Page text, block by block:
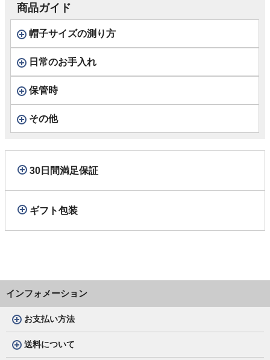
商品ガイド
帽子サイズの測り方
日常のお手入れ
保管時
その他
30日間満足保証
ギフト包装
インフォメーション
お支払い方法
送料について